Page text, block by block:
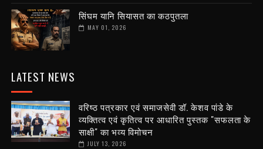
सिंघम यानि सियासत का कठपुतला
MAY 01, 2026
LATEST NEWS
वरिष्ठ पत्रकार एवं समाजसेवी डॉ. केशव पांडे के
व्यक्तित्व एवं कृतित्व पर आधारित पुस्तक "सफलता के
साक्षी" का भव्य विमोचन
JULY 13, 2026